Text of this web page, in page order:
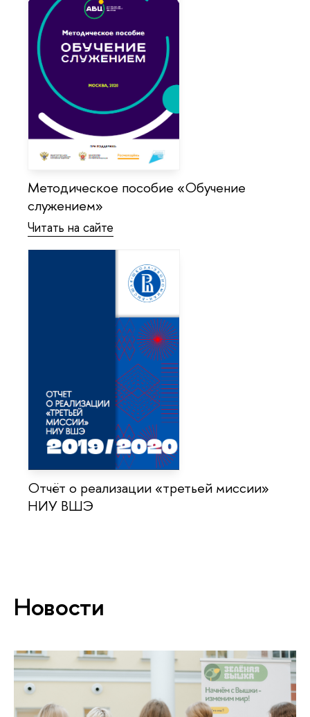
Методическое пособие «Обучение
служением»
Читать на сайте
Отчёт о реализации «третьей миссии»
НИУ ВШЭ
Новости